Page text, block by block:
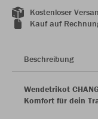
Kostenloser
Kauf auf
Beschreibung
Wendetrikot
Komfort für dein